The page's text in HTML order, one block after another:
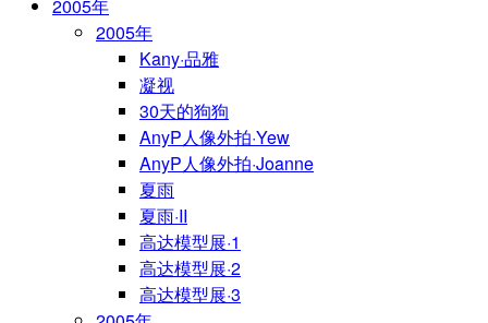
2005年
2005年
Kany·品雅
凝视
30天的狗狗
AnyP人像外拍·Yew
AnyP人像外拍·Joanne
夏雨
夏雨·II
高达模型展·1
高达模型展·2
高达模型展·3